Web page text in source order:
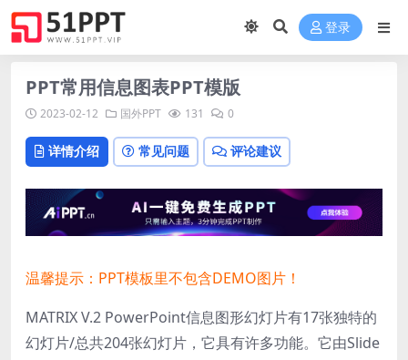
登录
PPT常用信息图表PPT模版
2023-02-12 国外PPT 131 0
详情介绍 常见问题 评论建议
温馨提示：PPT模板里不包含DEMO图片！
MATRIX V.2 PowerPoint信息图形幻灯片有17张独特的
幻灯片/总共204张幻灯片，它具有许多功能。它由Slide